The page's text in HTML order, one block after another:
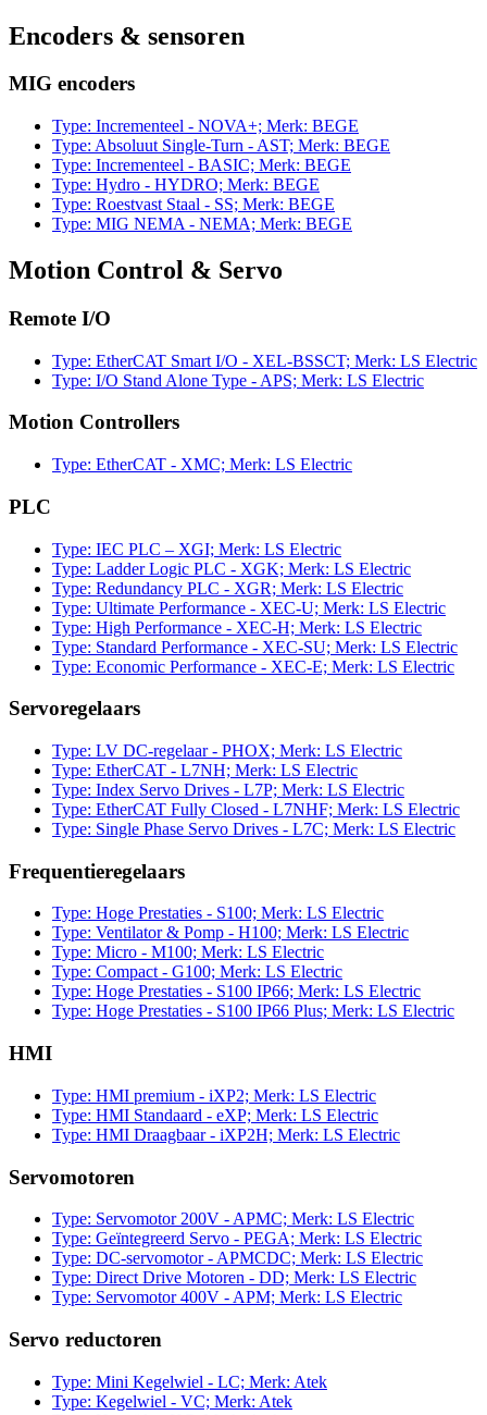
Encoders & sensoren
MIG encoders
Type: Incrementeel - NOVA+; Merk: BEGE
Type: Absoluut Single-Turn - AST; Merk: BEGE
Type: Incrementeel - BASIC; Merk: BEGE
Type: Hydro - HYDRO; Merk: BEGE
Type: Roestvast Staal - SS; Merk: BEGE
Type: MIG NEMA - NEMA; Merk: BEGE
Motion Control & Servo
Remote I/O
Type: EtherCAT Smart I/O - XEL-BSSCT; Merk: LS Electric
Type: I/O Stand Alone Type - APS; Merk: LS Electric
Motion Controllers
Type: EtherCAT - XMC; Merk: LS Electric
PLC
Type: IEC PLC – XGI; Merk: LS Electric
Type: Ladder Logic PLC - XGK; Merk: LS Electric
Type: Redundancy PLC - XGR; Merk: LS Electric
Type: Ultimate Performance - XEC-U; Merk: LS Electric
Type: High Performance - XEC-H; Merk: LS Electric
Type: Standard Performance - XEC-SU; Merk: LS Electric
Type: Economic Performance - XEC-E; Merk: LS Electric
Servoregelaars
Type: LV DC-regelaar - PHOX; Merk: LS Electric
Type: EtherCAT - L7NH; Merk: LS Electric
Type: Index Servo Drives - L7P; Merk: LS Electric
Type: EtherCAT Fully Closed - L7NHF; Merk: LS Electric
Type: Single Phase Servo Drives - L7C; Merk: LS Electric
Frequentieregelaars
Type: Hoge Prestaties - S100; Merk: LS Electric
Type: Ventilator & Pomp - H100; Merk: LS Electric
Type: Micro - M100; Merk: LS Electric
Type: Compact - G100; Merk: LS Electric
Type: Hoge Prestaties - S100 IP66; Merk: LS Electric
Type: Hoge Prestaties - S100 IP66 Plus; Merk: LS Electric
HMI
Type: HMI premium - iXP2; Merk: LS Electric
Type: HMI Standaard - eXP; Merk: LS Electric
Type: HMI Draagbaar - iXP2H; Merk: LS Electric
Servomotoren
Type: Servomotor 200V - APMC; Merk: LS Electric
Type: Geïntegreerd Servo - PEGA; Merk: LS Electric
Type: DC-servomotor - APMCDC; Merk: LS Electric
Type: Direct Drive Motoren - DD; Merk: LS Electric
Type: Servomotor 400V - APM; Merk: LS Electric
Servo reductoren
Type: Mini Kegelwiel - LC; Merk: Atek
Type: Kegelwiel - VC; Merk: Atek